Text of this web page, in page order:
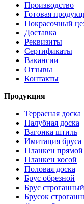
Производство
Готовая
Покрасочный
Доставка
Реквизиты
Сертификаты
Вакансии
Отзывы
Контакты
Продукция
Террасная доска
Палубная доска
Вагонка штиль
Имитация бруса
Планкен прямой
Планкен косой
Половая доска
Брус обрезной
Брус строганный
Брусок